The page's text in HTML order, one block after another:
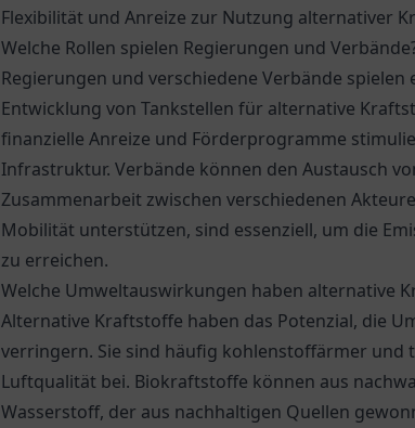
Flexibilität und Anreize zur Nutzung alternativer
Welche Rollen spielen Regierungen und
Regierungen und verschiedene Verbände
Entwicklung von Tankstellen für alternative
finanzielle Anreize und Förderprogramme
Infrastruktur. Verbände können den Austausch
Zusammenarbeit zwischen verschiedenen
Mobilität unterstützen, sind essenziell, um die
zu erreichen.
Welche Umweltauswirkungen haben alternative
Alternative Kraftstoffe haben das Potenzial, die
verringern. Sie sind häufig kohlenstoffärmer und
Luftqualität bei. Biokraftstoffe können aus
Wasserstoff, der aus nachhaltigen Quellen